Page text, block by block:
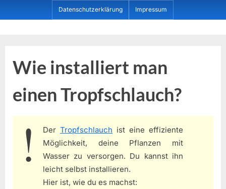
to
Datenschutzerklärung Impressum
Wie installiert man
einen Tropfschlauch?
Der Tropfschlauch ist eine effiziente
Möglichkeit, deine Pflanzen mit
Wasser zu versorgen. Du kannst ihn
leicht selbst installieren.
Hier ist, wie du es machst: